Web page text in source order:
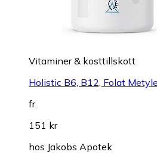
Vitaminer & kosttillskott
Holistic B6, B12, Folat
fr.
151 kr
hos Jakobs Apotek